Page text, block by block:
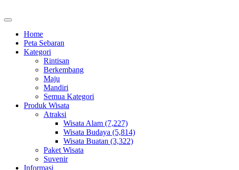
Home
Peta Sebaran
Kategori
Rintisan
Berkembang
Maju
Mandiri
Semua Kategori
Produk Wisata
Atraksi
Wisata Alam (7,227)
Wisata Budaya (5,814)
Wisata Buatan (3,322)
Paket Wisata
Suvenir
Informasi